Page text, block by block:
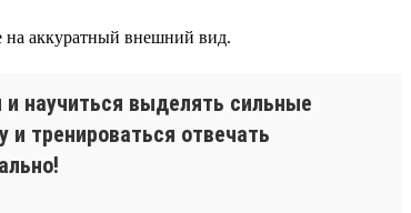
на аккуратный внешний вид.
научиться выделять сильные
тренироваться отвечать